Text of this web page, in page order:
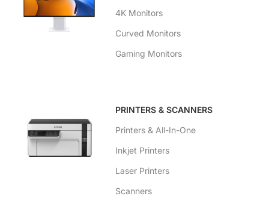
4K Monitors
Curved Monitors
Gaming Monitors
PRINTERS & SCANNERS
Printers & All-In-One
Inkjet Printers
Laser Printers
Scanners